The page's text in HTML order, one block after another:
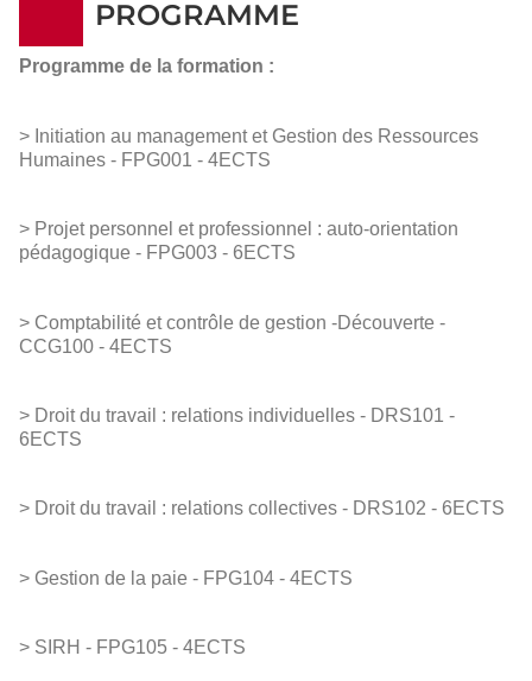
PROGRAMME
Programme de la formation :
> Initiation au management et Gestion des Ressources
Humaines - FPG001 - 4ECTS
> Projet personnel et professionnel : auto-orientation
pédagogique - FPG003 - 6ECTS
> Comptabilité et contrôle de gestion -Découverte -
CCG100 - 4ECTS
> Droit du travail : relations individuelles - DRS101 -
6ECTS
> Droit du travail : relations collectives - DRS102 - 6ECTS
> Gestion de la paie - FPG104 - 4ECTS
> SIRH - FPG105 - 4ECTS